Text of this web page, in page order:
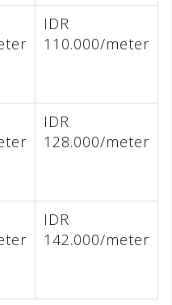
IDR
110.000/meter
IDR
128.000/meter
IDR
142.000/meter